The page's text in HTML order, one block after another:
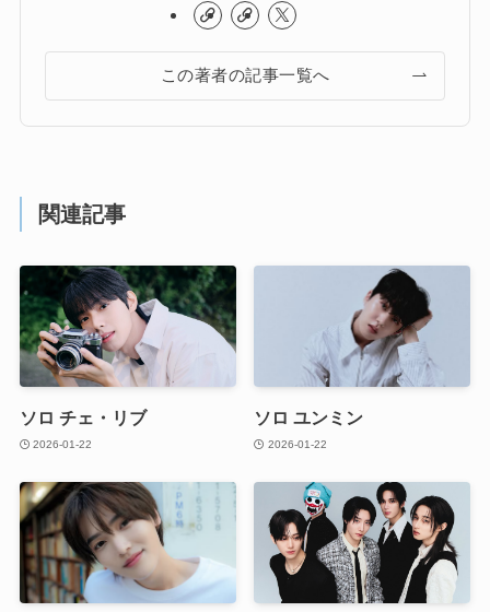
この著者の記事一覧へ
関連記事
ソロ チェ・リブ
2026-01-22
ソロ ユンミン
2026-01-22